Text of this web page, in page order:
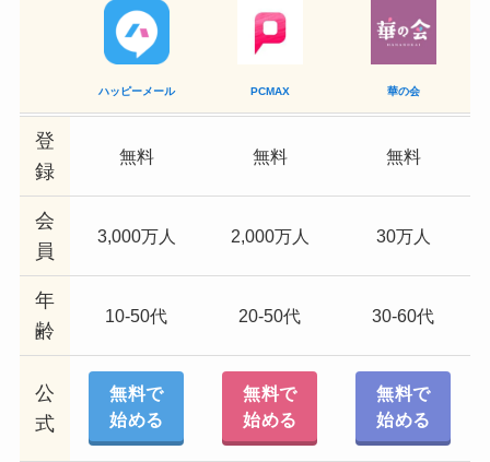
ハッピーメール PCMAX 華の会
登
録
無料 無料 無料
会
員
3,000万人 2,000万人 30万人
年
齢
10-50代 20-50代 30-60代
公
式
無料で
始める
無料で
始める
無料で
始める